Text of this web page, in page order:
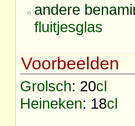
andere
fluitjesglas
Voorbeelden
Grolsch: 20cl
Heineken: 18cl